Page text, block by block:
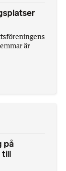
är
på
till